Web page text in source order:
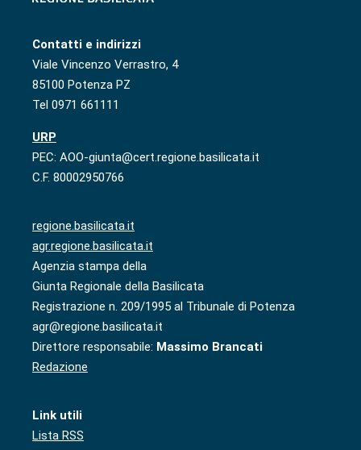
Contatti e indirizzi
Viale Vincenzo Verrastro, 4
85100 Potenza PZ
Tel 0971 661111
URP
PEC: AOO-giunta@cert.regione.basilicata.it
C.F. 80002950766
regione.basilicata.it
agr.regione.basilicata.it
Agenzia stampa della
Giunta Regionale della Basilicata
Registrazione n. 209/1995 al Tribunale di Potenza
agr@regione.basilicata.it
Direttore responsabile: Massimo Brancati
Redazione
Link utili
Lista RSS